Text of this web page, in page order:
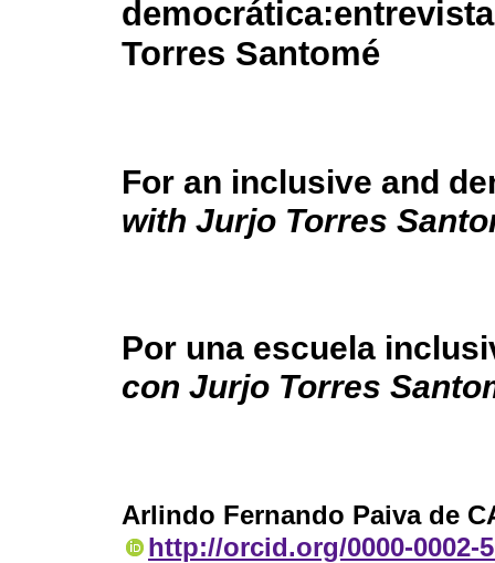
democrática:
Torres Santomé
For an inclusive and
with Jurjo Torres
Por una escuela
con Jurjo Torres
Arlindo Fernando Paiva de
http://orcid.org/0000-0002-